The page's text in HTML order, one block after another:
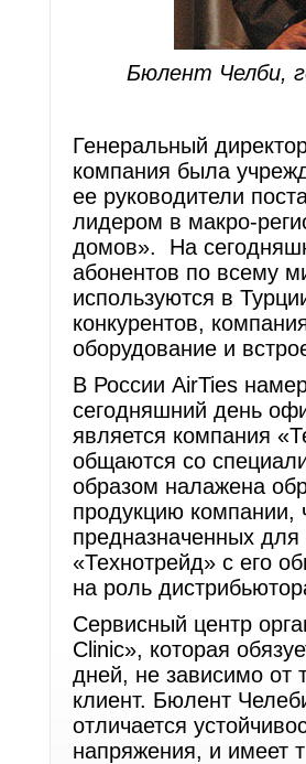
Бюлент Челби,
Генеральный
компания была
ее руководители
лидером в макро-
домов». На
абонентов по всему
используются в
конкурентов,
оборудование и
В России AirTies
сегодняшний день
является компания
общаются со
образом налажена
продукцию компании,
предназначенных
«Технотрейд» с его
на роль
Сервисный центр
Clinic», которая
дней, не зависимо от
клиент. Бюлент
отличается
напряжения, и имеет